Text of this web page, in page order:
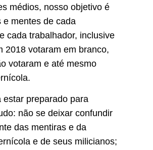
médios, nosso objetivo é
e mentes de cada
cada trabalhador, inclusive
2018 votaram em branco,
votaram e até mesmo
preparado para
não se deixar confundir
das mentiras e da
e de seus milicianos;